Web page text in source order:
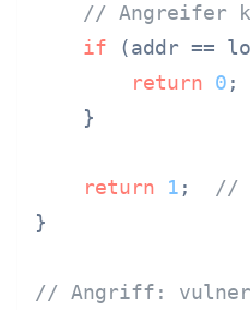
// Angreifer
if (addr ==
return
0
    }
return 1 ; //
}
// Angriff: